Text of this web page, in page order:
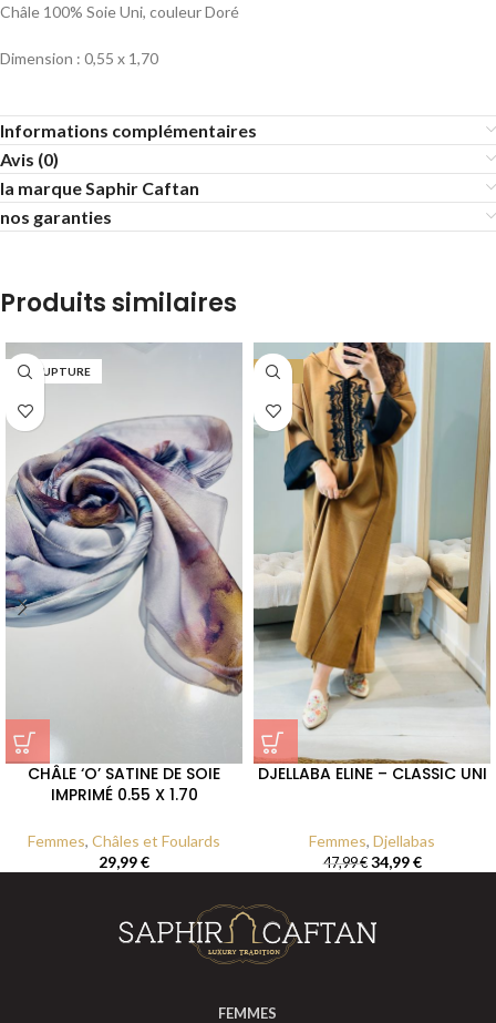
Châle 100% Soie Uni, couleur Doré
Dimension : 0,55 x 1,70
Informations complémentaires
Avis (0)
la marque Saphir Caftan
nos garanties
Produits similaires
EN RUPTURE
CHÂLE ‘O’ SATINE DE SOIE
IMPRIMÉ 0.55 X 1.70
Femmes, Châles et Foulards
29,99€
-27%
DJELLABA ELINE – CLASSIC UNI
Femmes, Djellabas
47,99€ 34,99€
FEMMES